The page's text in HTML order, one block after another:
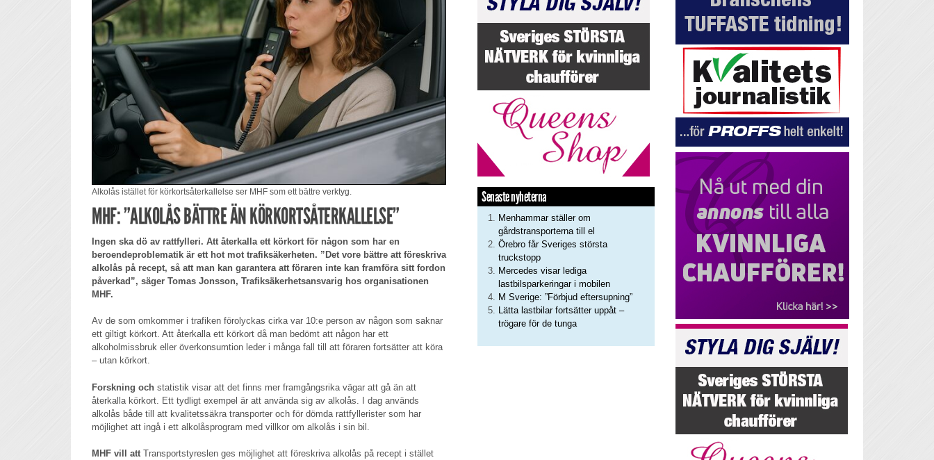
Alkolås istället för körkortsåterkallelse ser MHF som ett bättre verktyg.
MHF: ”ALKOLÅS BÄTTRE ÄN KÖRKORTSÅTERKALLELSE”
Ingen ska dö av rattfylleri. Att återkalla ett körkort för någon som har en
beroendeproblematik är ett hot mot trafiksäkerheten. ”Det vore bättre att föreskriva
alkolås på recept, så att man kan garantera att föraren inte kan framföra sitt fordon
påverkad”, säger Tomas Jonsson, Trafiksäkerhetsansvarig hos organisationen
MHF.
Av de som omkommer i trafiken förolyckas cirka var 10:e person av någon som saknar
ett giltigt körkort. Att återkalla ett körkort då man bedömt att någon har ett
alkoholmissbruk eller överkonsumtion leder i många fall till att föraren fortsätter att köra
– utan körkort.
Forskning och statistik visar att det finns mer framgångsrika vägar att gå än att
återkalla körkort. Ett tydligt exempel är att använda sig av alkolås. I dag används
alkolås både till att kvalitetssäkra transporter och för dömda rattfyllerister som har
möjlighet att ingå i ett alkolåsprogram med villkor om alkolås i sin bil.
MHF vill attTransportstyreslen ges möjlighet att föreskriva alkolås på recept i stället
Senaste nyheterna
Menhammar ställer om
gårdstransporterna till el
Örebro får Sveriges största
truckstopp
Mercedes visar lediga
lastbilsparkeringar i mobilen
M Sverige: ”Förbjud eftersupning”
Lätta lastbilar fortsätter uppåt –
trögare för de tunga